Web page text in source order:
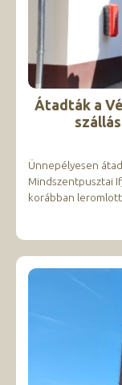
Átadták a
Ünnepélyesen
Mindszentpusztai
korábban